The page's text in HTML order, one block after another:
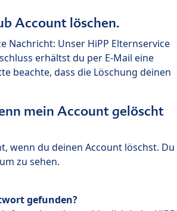
Account löschen.
Nachricht: Unser HiPP Elternservice
erhältst du per E-Mail eine
beachte, dass die Löschung deinen
mein Account gelöscht
wenn du deinen Account löschst. Du
zu sehen.
gefunden?